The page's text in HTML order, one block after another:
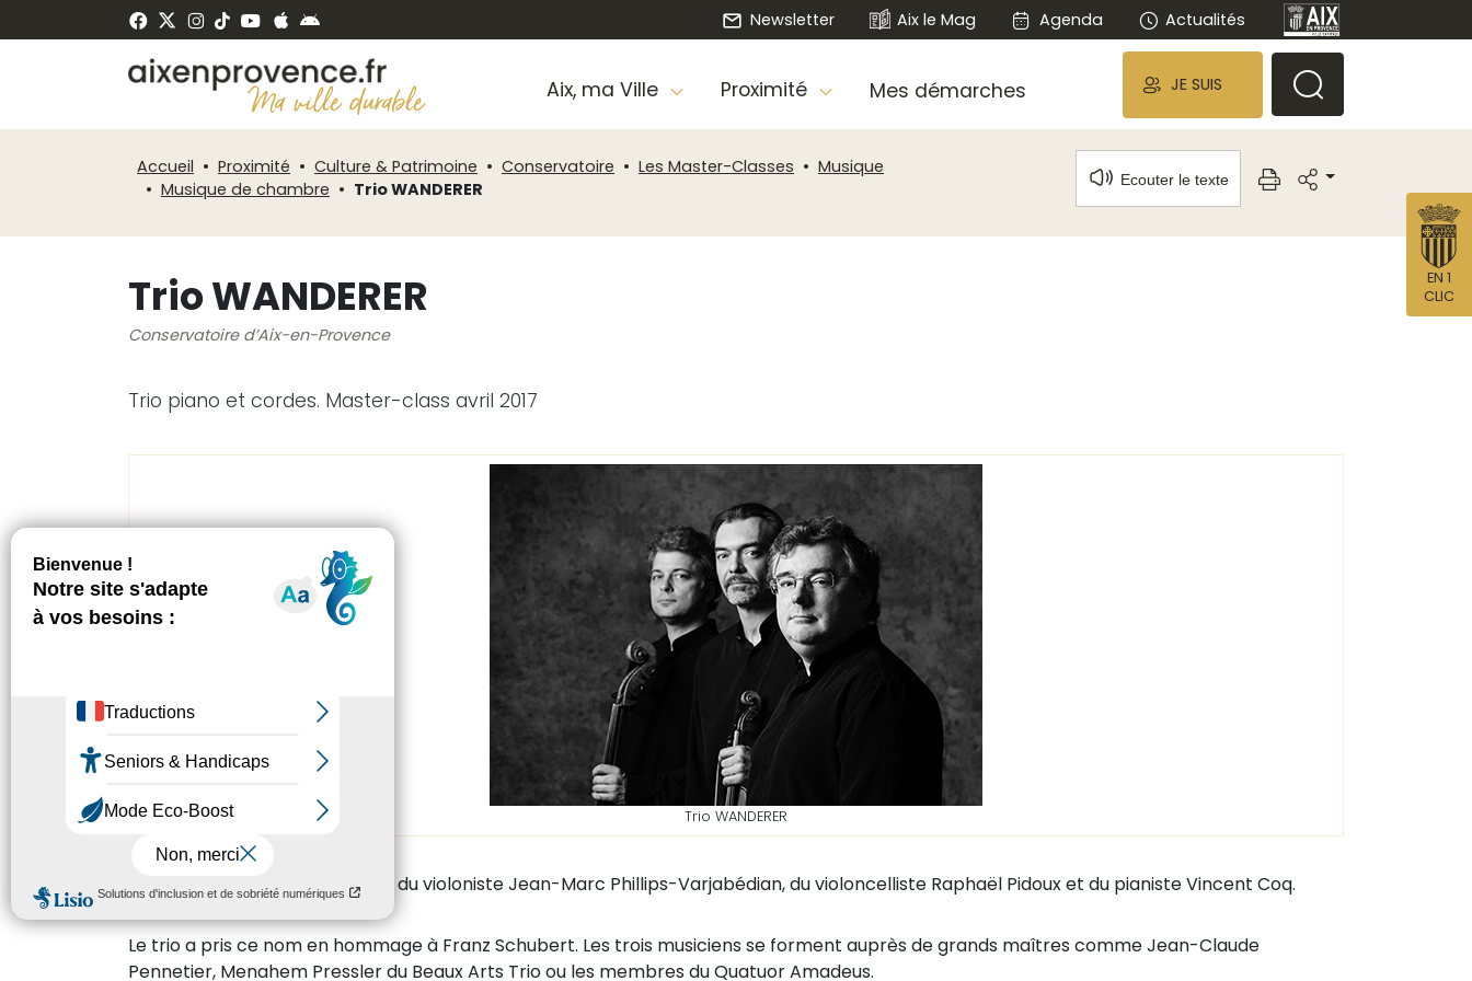
Newsletter Aix le Mag Agenda Actualités
Aix, ma Ville Proximité Mes démarches JE SUIS
Accueil Proximité Culture & Patrimoine Conservatoire Les Master-Classes
Musique
Musique de chambre
Trio WANDERER Ecouter le texte
Trio WANDERER
Conservatoire d’Aix-en-Provence
Trio piano et cordes. Master-class avril 2017
Trio WANDERER
Le Trio Wanderer est constitué du violoniste Jean-Marc Phillips-Varjabédian, du violoncelliste Raphaël Pidoux et du pianiste Vincent Coq.
Le trio a pris ce nom en hommage à Franz Schubert. Les trois musiciens se forment auprès de grands maîtres comme Jean-Claude
Pennetier, Menahem Pressler du Beaux Arts Trio ou les membres du Quatuor Amadeus.
EN 1
CLIC
de
Panneau de gestion des cookies